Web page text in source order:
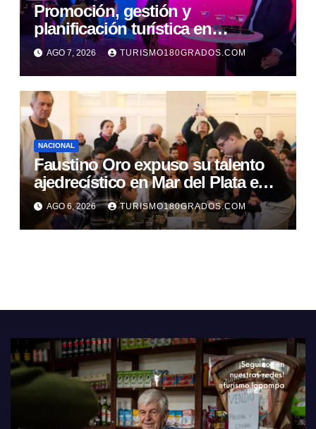
Promoción, gestión y
planificación turística en
recargada agenda santafesina en
Buenos Aires
AGO 7, 2026 TURISMO180GRADOS.COM
NACIONAL
Faustino Oro expuso su talento
ajedrecístico en Mar del Plata en
el marco de partidas simultáneas
promocionales
AGO 6, 2026 TURISMO180GRADOS.COM